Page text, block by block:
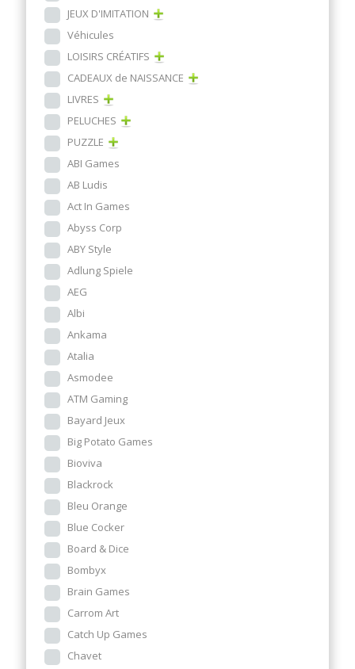
JEUX D'IMITATION
Véhicules
LOISIRS CRÉATIFS
CADEAUX de NAISSANCE
LIVRES
PELUCHES
PUZZLE
ABI Games
AB Ludis
Act In Games
Abyss Corp
ABY Style
Adlung Spiele
AEG
Albi
Ankama
Atalia
Asmodee
ATM Gaming
Bayard Jeux
Big Potato Games
Bioviva
Blackrock
Bleu Orange
Blue Cocker
Board & Dice
Bombyx
Brain Games
Carrom Art
Catch Up Games
Chavet